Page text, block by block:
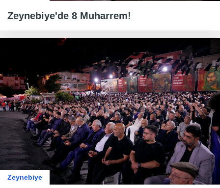
Zeynebiye'de 8 Muharrem!
Zeynebiye